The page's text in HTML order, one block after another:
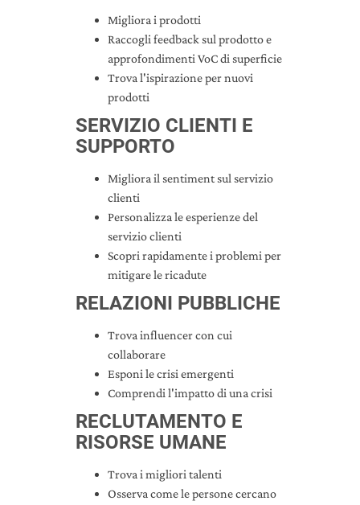
Migliora i prodotti
Raccogli feedback sul prodotto e
approfondimenti VoC di superficie
Trova l'ispirazione per nuovi
prodotti
SERVIZIO CLIENTI E
SUPPORTO
Migliora il sentiment sul servizio
clienti
Personalizza le esperienze del
servizio clienti
Scopri rapidamente i problemi per
mitigare le ricadute
RELAZIONI PUBBLICHE
Trova influencer con cui
collaborare
Esponi le crisi emergenti
Comprendi l'impatto di una crisi
RECLUTAMENTO E
RISORSE UMANE
Trova i migliori talenti
Osserva come le persone cercano